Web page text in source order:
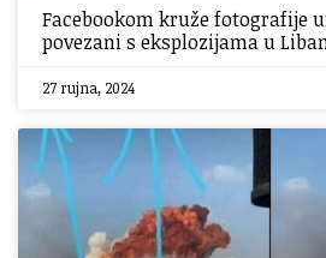
Facebookom kruže fotografije
povezani s eksplozijama u
27 rujna, 2024